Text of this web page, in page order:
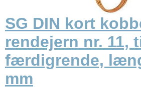
SG DIN kort
rendejern nr. 11,
færdigrende,
mm